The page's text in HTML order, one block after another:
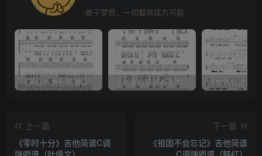
敢于梦想，一切都将成为可能
《天际》吉他简谱G调弹唱谱（姜玉阳） 《父亲的草原母亲的河》吉他简谱C调弹唱谱（腾格尔）
上一篇
《零时十分》吉他简谱C调
弹唱谱（叶倩文）
下一篇
《祖国不会忘记》吉他简谱
C调弹唱谱（韩红）